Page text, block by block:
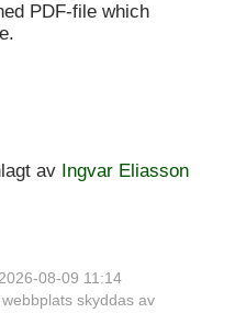
PDF-file which
av Ingvar Eliasson
08-09 11:14
skyddas av